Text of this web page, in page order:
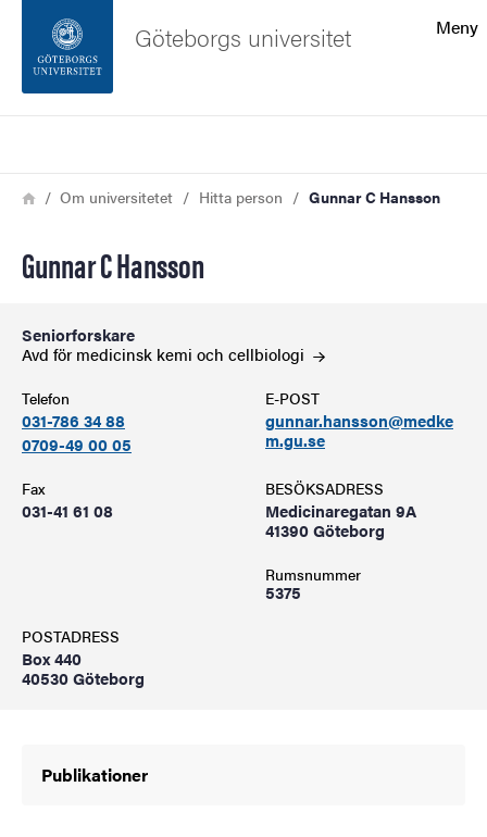
Sidfoten
Meny
Göteborgs universitet
Länkstig
HemOm universitetet Hitta person Gunnar C Hansson
Gunnar C Hansson
Seniorforskare
Avd för medicinsk kemi och cellbiologi
Telefon
031-786 34 88
0709-49 00 05
E-POST
gunnar.hansson@medke
m.gu.se
Fax
031-41 61 08
BESÖKSADRESS
Medicinaregatan 9A
41390 Göteborg
Rumsnummer
5375
POSTADRESS
Box 440
40530 Göteborg
Publikationer